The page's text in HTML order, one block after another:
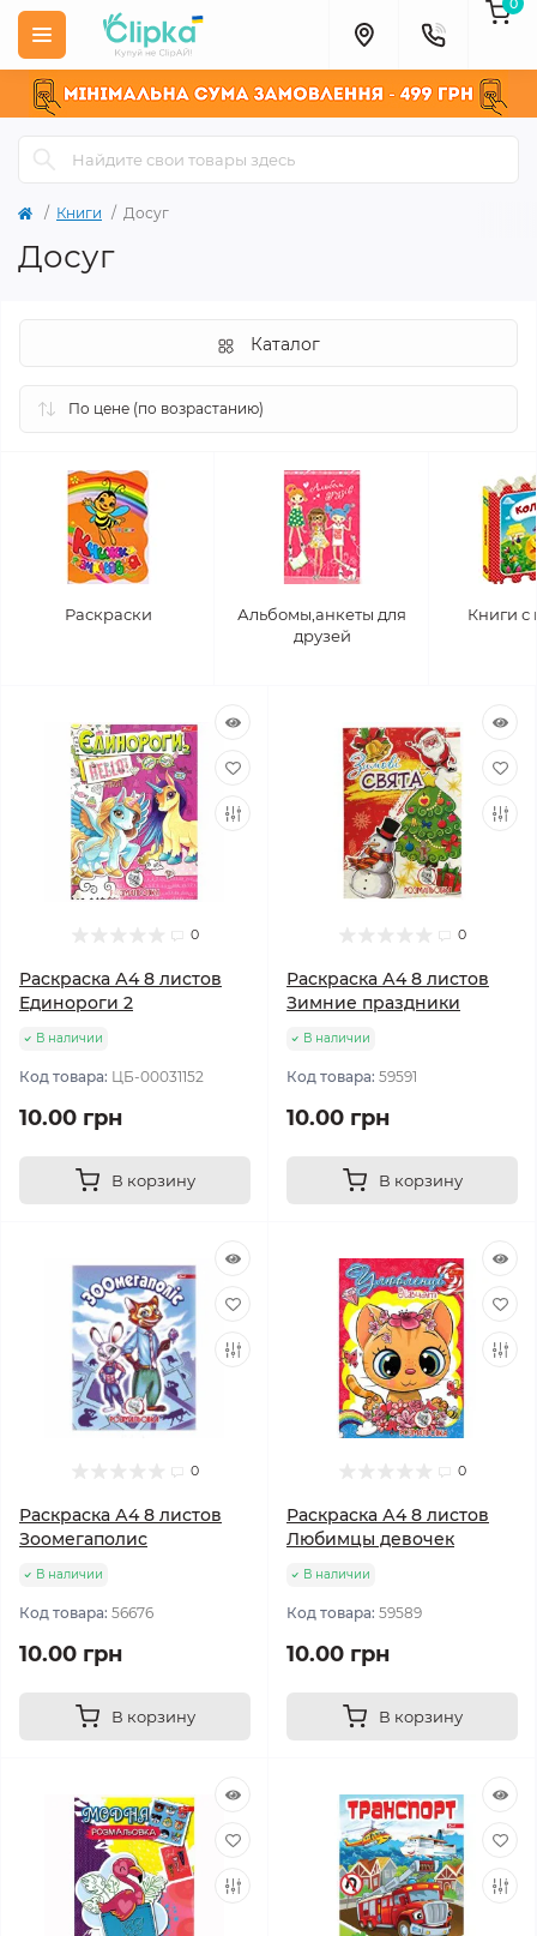
Книги Досуг
Досуг
Каталог
Раскраски
Альбомы,анкеты для
друзей
Книги с
0
Раскраска А4 8 листов
Единороги 2
В наличии
Код товара: ЦБ-00031152
10.00 грн
В корзину
0
Раскраска А4 8 листов
Зимние праздники
В наличии
Код товара: 59591
10.00 грн
В корзину
0
Раскраска А4 8 листов
Зоомегаполис
В наличии
Код товара: 56676
10.00 грн
В корзину
0
Раскраска А4 8 листов
Любимцы девочек
В наличии
Код товара: 59589
10.00 грн
В корзину